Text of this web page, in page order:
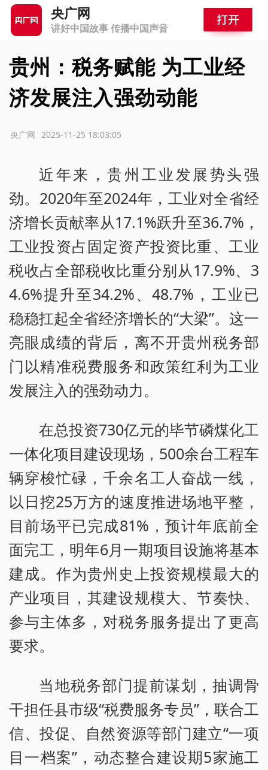
央广网
讲好中国故事 传播中国声音
贵州：税务赋能 为工业经
济发展注入强劲动能
2025-11-25 18:03:05
央广网
近年来，贵州工业发展势头强
劲。2020年至2024年，工业对全省经
济增长贡献率从17.1%跃升至36.7%，
工业投资占固定资产投资比重、工业
税收占全部税收比重分别从17.9%、3
4.6%提升至34.2%、48.7%，工业已
稳稳扛起全省经济增长的“大梁”。这一
亮眼成绩的背后，离不开贵州税务部
门以精准税费服务和政策红利为工业
发展注入的强劲动力。
在总投资730亿元的毕节磷煤化工
一体化项目建设现场，500余台工程车
辆穿梭忙碌，千余名工人奋战一线，
以日挖25万方的速度推进场地平整，
目前场平已完成81%，预计年底前全
面完工，明年6月一期项目设施将基本
建成。作为贵州史上投资规模最大的
产业项目，其建设规模大、节奏快、
参与主体多，对税务服务提出了更高
要求。
当地税务部门提前谋划，抽调骨
干担任县市级“税费服务专员”，联合工
信、投促、自然资源等部门建立“一项
目一档案”，动态整合建设期5家施工